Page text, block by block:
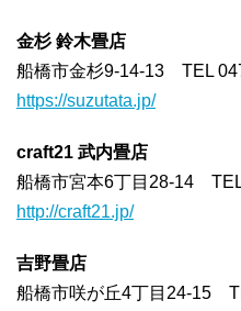
金杉 鈴木畳店
船橋市金杉9-14-13 TEL
https://suzutata.jp/
craft21 武内畳店
船橋市宮本6丁目28-14
http://craft21.jp/
吉野畳店
船橋市咲が丘4丁目24-15